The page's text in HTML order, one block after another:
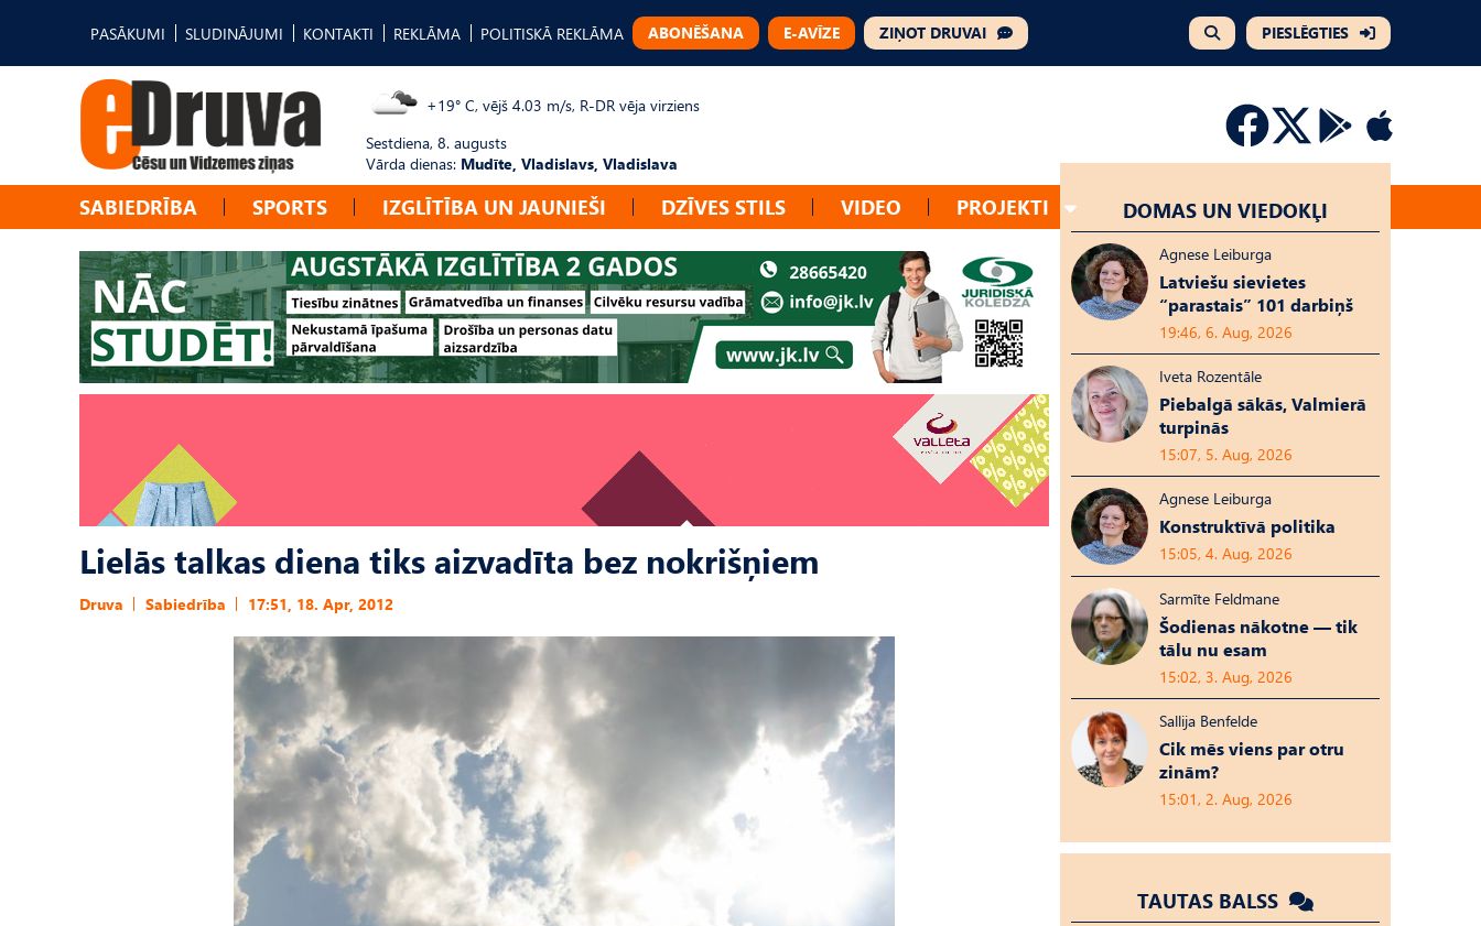
PASĀKUMI SLUDINĀJUMI KONTAKTI REKLĀMA POLITISKĀ REKLĀMA ABONĒŠANA E-AVĪZE ZIŅOT DRUVAI PIESLĒGTIES
+19° C, vējš 4.03 m/s, R-DR vēja virziens
Sestdiena, 8. augusts
Vārda dienas: Mudīte, Vladislavs, Vladislava
SABIEDRĪBA SPORTS IZGLĪTĪBA UN JAUNIEŠI DZĪVES STILS VIDEO PROJEKTI
Lielās talkas diena tiks aizvadīta bez nokrišņiem
Druva Sabiedrība 17:51, 18. Apr, 2012
DOMAS UN VIEDOKĻI
Agnese Leiburga
Latviešu sievietes
“parastais” 101 darbiņš
19:46, 6. Aug, 2026
Iveta Rozentāle
Piebalgā sākās, Valmierā
turpinās
15:07, 5. Aug, 2026
Agnese Leiburga
Konstruktīvā politika
15:05, 4. Aug, 2026
Sarmīte Feldmane
Šodienas nākotne — tik
tālu nu esam
15:02, 3. Aug, 2026
Sallija Benfelde
Cik mēs viens par otru
zinām?
15:01, 2. Aug, 2026
TAUTAS BALSS